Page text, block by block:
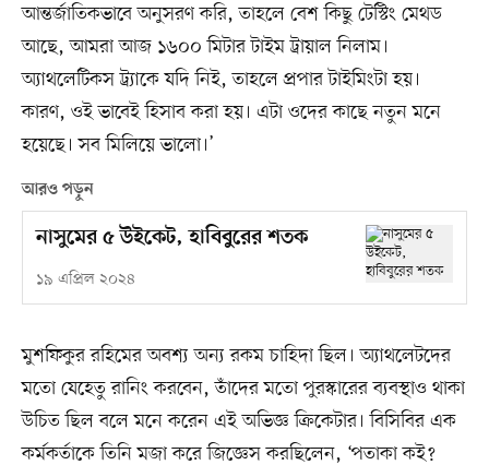
আন্তর্জাতিকভাবে অনুসরণ করি, তাহলে বেশ কিছু টেস্টিং মেথড
আছে, আমরা আজ ১৬০০ মিটার টাইম ট্রায়াল নিলাম।
অ্যাথলেটিকস ট্র্যাকে যদি নিই, তাহলে প্রপার টাইমিংটা হয়।
কারণ, ওই ভাবেই হিসাব করা হয়। এটা ওদের কাছে নতুন মনে
হয়েছে। সব মিলিয়ে ভালো।’
আরও পড়ুন
নাসুমের ৫ উইকেট, হাবিবুরের শতক
১৯ এপ্রিল ২০২৪
মুশফিকুর রহিমের অবশ্য অন্য রকম চাহিদা ছিল। অ্যাথলেটদের
মতো যেহেতু রানিং করবেন, তাঁদের মতো পুরস্কারের ব্যবস্থাও থাকা
উচিত ছিল বলে মনে করেন এই অভিজ্ঞ ক্রিকেটার। বিসিবির এক
কর্মকর্তাকে তিনি মজা করে জিজ্ঞেস করছিলেন, ‘পতাকা কই?